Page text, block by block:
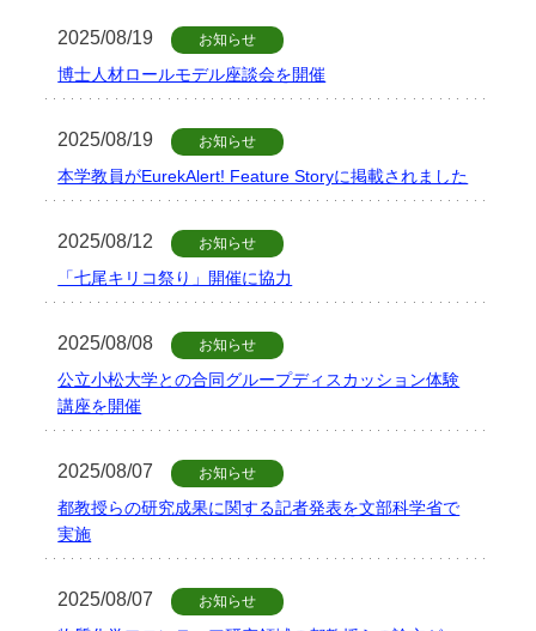
2025/08/19 お知らせ
博士人材ロールモデル座談会を開催
2025/08/19 お知らせ
本学教員がEurekAlert! Feature Storyに掲載されました
2025/08/12 お知らせ
「七尾キリコ祭り」開催に協力
2025/08/08 お知らせ
公立小松大学との合同グループディスカッション体験
講座を開催
2025/08/07 お知らせ
都教授らの研究成果に関する記者発表を文部科学省で
実施
2025/08/07 お知らせ